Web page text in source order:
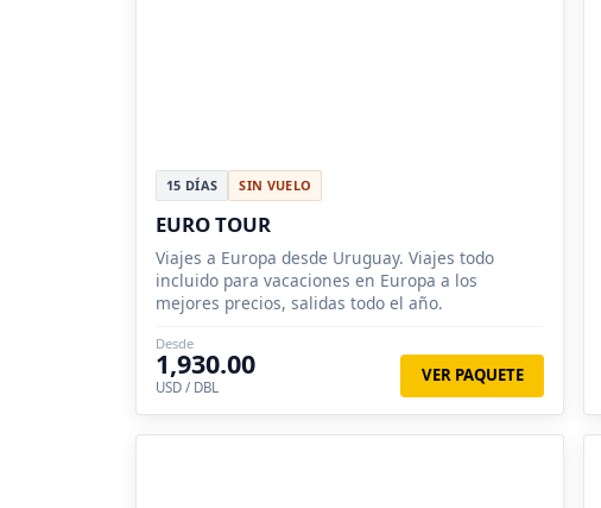
15 DÍAS SIN VUELO
EURO TOUR
Viajes a Europa desde Uruguay. Viajes todo
incluido para vacaciones en Europa a los
mejores precios, salidas todo el año.
Desde
1,930.00
USD / DBL
VER PAQUETE